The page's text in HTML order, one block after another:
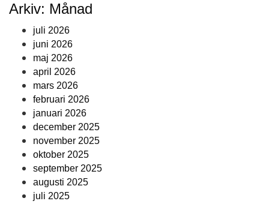
Arkiv: Månad
juli 2026
juni 2026
maj 2026
april 2026
mars 2026
februari 2026
januari 2026
december 2025
november 2025
oktober 2025
september 2025
augusti 2025
juli 2025